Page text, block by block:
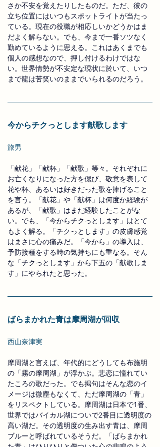
さか不安を覚えたりしたものだ。ただ、彼の
立ち位置にはいつもスポットライトが当たっ
ている。現在の役職が相応しいかどうかはま
だよく解らない。でも、今まで一番ソツなく
勤めているように思える。これはあくまでも
個人の感想なので、押し付けるわけではな
い。世界情勢が不安定な現状に於いて、いつ
まで龍は苦笑いのままでいられるのだろう。
今からチクっとします献歌します
旅男
「献花」「献杯」「献歌」等々。それぞれに
お亡くなりになった方を偲び、敬意を表して
花や杯、あるいは好きだった歌を捧げること
を言う。「献花」や「献杯」は何度か経験が
あるが、「献歌」はまだ経験したことがな
い。でも、「今からチクっとします」はとて
もよく解る。「チクっとします」の皮膚感覚
はまさに心の痛みだ。「今から」の導入は、
予防接種をする時の気持ちにも重なる。そん
な「チクっとします」から下五の「献歌しま
す」にやられたと思った。
ばらまかれた青は摩周湖が回収
西山奈津実
摩周湖と言えば、年代的にどうしても布施明
の「霧の摩周湖」が浮かぶ。悲恋に憧れてい
たころの歌だった。でも掲句はそんな恋のイ
メージは微塵もなくて、ただ摩周湖の「青」
をリスペクトしている。摩周湖は日本で1番、
世界ではバイカル湖についで2番目に透明度の
高い湖だ。その透明度の生み出す青は、摩周
ブルーと呼ばれているそうだ。「ばらまかれ